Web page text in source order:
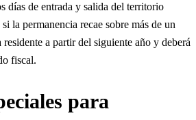
días de entrada y salida del territorio
la permanencia recae sobre más de un
residente a partir del siguiente año y deberá
fiscal.
para